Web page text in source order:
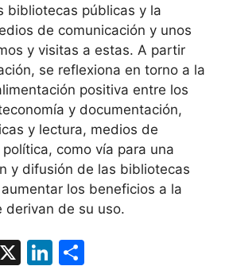
bibliotecas públicas y la
de comunicación y unos
y visitas a estas. A partir
se reflexiona en torno a la
positiva entre los
y documentación,
y lectura, medios de
como vía para una
y difusión de las bibliotecas
los beneficios a la
derivan de su uso.
X
Li